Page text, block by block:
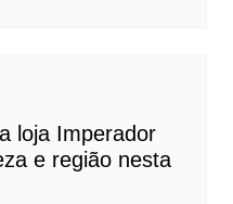
loja Imperador
e região nesta